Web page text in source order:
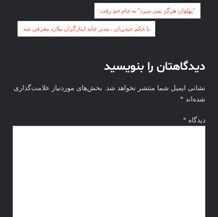
راهبری
“پهلوان هرگز نمی میرد” به جام جم رفت
با حکم حیدریان ، مدیر خانه ایثارگران ملارد معرفی شد
دیدگاهتان را بنویسید
نشانی ایمیل شما منتشر نخواهد شد. بخش‌های موردنیاز علامت‌گذاری
شده‌اند*
دیدگاه*